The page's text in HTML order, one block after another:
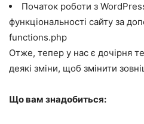
Початок роботи з
функціональності сайту за
functions.php
Отже, тепер у нас є дочірня
деякі зміни, щоб змінити
Що вам знадобиться: